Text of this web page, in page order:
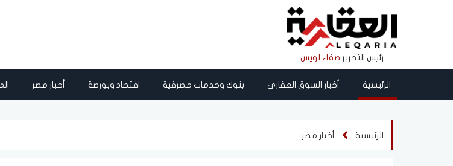
رئيس التحرير صفاء لويس
الرئيسية أخبار السوق العقاري بنوك وخدمات مصرفية اقتصاد وبورصة أخبار مصر
الرئيسية أخبار مصر